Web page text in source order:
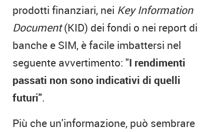
prodotti finanziari, nei Key Information
Document(KID) dei fondi o nei report di
banche e SIM, è facile imbattersi nel
seguente avvertimento: "I rendimenti
passati non sono indicativi di quelli
futuri".
Più che un'informazione, può sembrare